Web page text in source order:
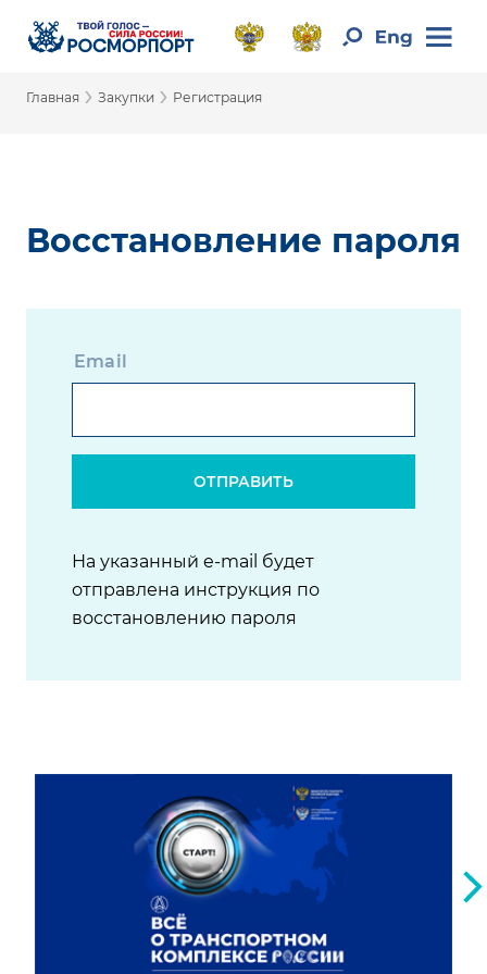
Главная › Закупки › Регистрация
Восстановление пароля
Email
ОТПРАВИТЬ
На указанный e-mail будет
отправлена инструкция по
восстановлению пароля